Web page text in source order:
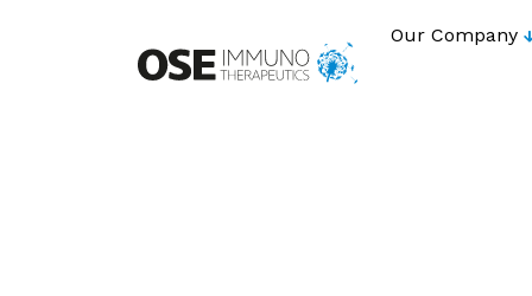
Our Company